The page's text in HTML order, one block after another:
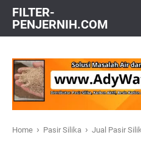
FILTER-
PENJERNIH.COM
Home › Pasir Silika › Jual Pasir